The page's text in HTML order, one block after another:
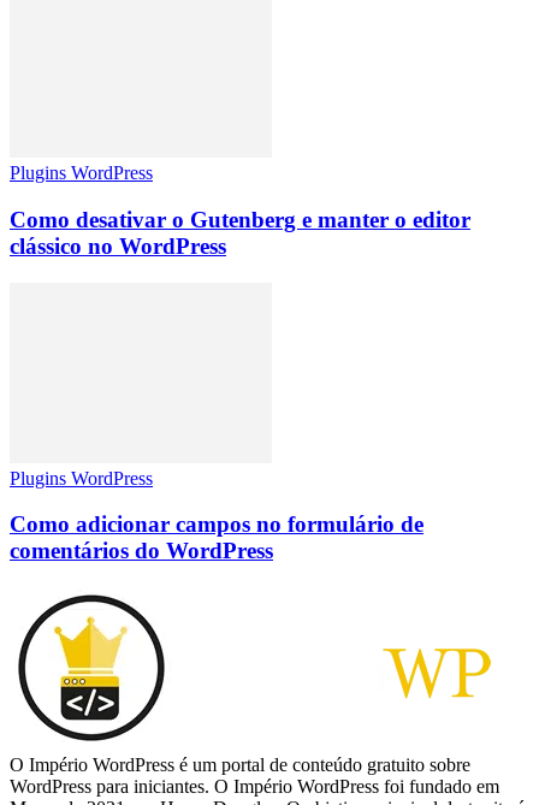
Plugins WordPress
Como desativar o Gutenberg e manter o editor
clássico no WordPress
Plugins WordPress
Como adicionar campos no formulário de
comentários do WordPress
O Império WordPress é um portal de conteúdo gratuito sobre
WordPress para iniciantes. O Império WordPress foi fundado em